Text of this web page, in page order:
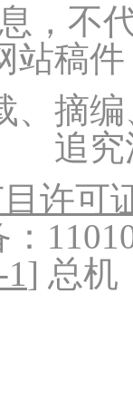
，不
站稿
、摘
追
许可
] 总机